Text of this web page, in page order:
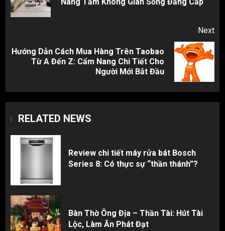
Next
Hướng Dẫn Cách Mua Hàng Trên Taobao
Từ A Đến Z: Cẩm Nang Chi Tiết Cho
Người Mới Bắt Đầu
RELATED NEWS
Review chi tiết máy rửa bát Bosch
Series 8: Có thực sự “thần thánh”?
Bàn Thờ Ông Địa – Thần Tài: Hút Tài
Lộc, Làm Ăn Phát Đạt